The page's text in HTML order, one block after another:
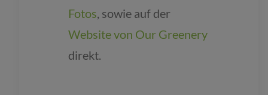
Fotos, sowie auf der
Website von Our Greenery
direkt.